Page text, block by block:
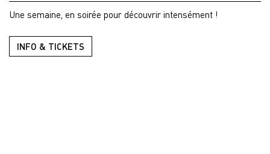
Une semaine, en soirée pour découvrir intensément !
INFO & TICKETS